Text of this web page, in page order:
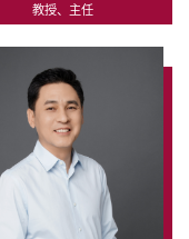
教授、主任